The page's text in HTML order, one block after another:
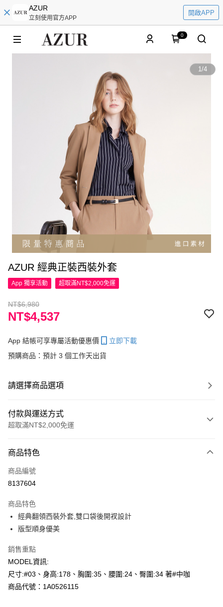
AZUR
立刻使用官方APP
開啟APP
0
1/4
AZUR 經典正裝西裝外套
App 獨享活動 超取滿NT$2,000免運
NT$6,980
NT$4,537
App 結帳可享專屬活動優惠價
立即下載
預購商品：預計 3 個工作天出貨
請選擇商品選項
付款與運送方式
超取滿NT$2,000免運
信用卡一次付款
超商取貨付款
Apple Pay
悠遊付
Google Pay
AFTEE先享後付
相關說明
商品特色
商品編號
8137604
商品特色
經典翻領西裝外套,雙口袋後開衩設計
版型順身優美
銷售重點
MODEL資訊:
尺寸:#03、身高:178、胸圍:35、腰圍:24、臀圍:34 著#中咖
商品代號：1A0526115